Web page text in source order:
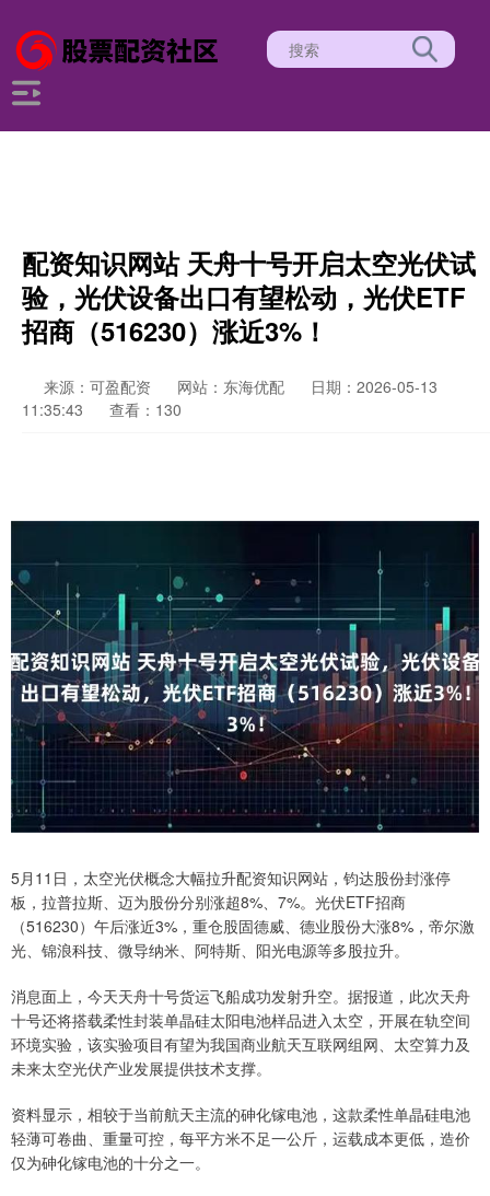
配资知识网站 天舟十号开启太空光伏试
验，光伏设备出口有望松动，光伏ETF
招商（516230）涨近3%！
来源：可盈配资 网站：东海优配
日期：2026-05-13
11:35:43
查看：130
5月11日，太空光伏概念大幅拉升配资知识网站，钧达股份封涨停
板，拉普拉斯、迈为股份分别涨超8%、7%。光伏ETF招商
（516230）午后涨近3%，重仓股固德威、德业股份大涨8%，帝尔激
光、锦浪科技、微导纳米、阿特斯、阳光电源等多股拉升。
消息面上，今天天舟十号货运飞船成功发射升空。据报道，此次天舟
十号还将搭载柔性封装单晶硅太阳电池样品进入太空，开展在轨空间
环境实验，该实验项目有望为我国商业航天互联网组网、太空算力及
未来太空光伏产业发展提供技术支撑。
资料显示，相较于当前航天主流的砷化镓电池，这款柔性单晶硅电池
轻薄可卷曲、重量可控，每平方米不足一公斤，运载成本更低，造价
仅为砷化镓电池的十分之一。